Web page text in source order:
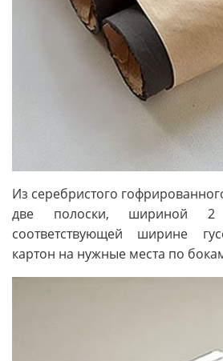
Из серебристого
две полоски, шириной
соответствующей ширине
картон на нужные места по